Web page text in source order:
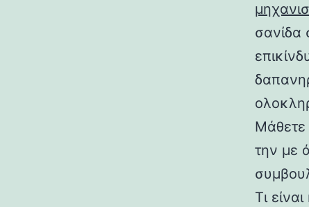
σανίδα
Μάθετε
την με
Τι